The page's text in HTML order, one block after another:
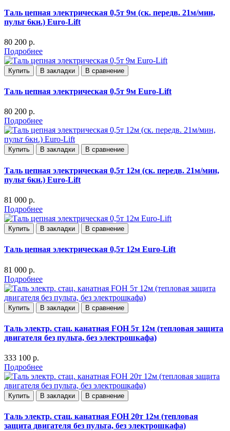
Таль цепная электрическая 0,5т 9м (ск. передв. 21м/мин,
пульт 6кн.) Euro-Lift
80 200 р.
Подробнее
Купить В закладки В сравнение
Таль цепная электрическая 0,5т 9м Euro-Lift
80 200 р.
Подробнее
Купить В закладки В сравнение
Таль цепная электрическая 0,5т 12м (ск. передв. 21м/мин,
пульт 6кн.) Euro-Lift
81 000 р.
Подробнее
Купить В закладки В сравнение
Таль цепная электрическая 0,5т 12м Euro-Lift
81 000 р.
Подробнее
Купить В закладки В сравнение
Таль электр. стац. канатная FOH 5т 12м (тепловая защита
двигателя без пульта, без электрошкафа)
333 100 р.
Подробнее
Купить В закладки В сравнение
Таль электр. стац. канатная FOH 20т 12м (тепловая
защита двигателя без пульта, без электрошкафа)